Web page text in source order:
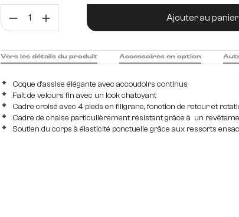
Eiche Quantité de produit : Entrez
Ajouter au panier
Coque d'assise élégante avec accoudoirs continus
Fait de velours fin avec un look chatoyant
Cadre croisé avec 4 pieds en filigrane, fonction de retour et
Cadre de chaise particulièrement résistant grâce à un
Soutien du corps à élasticité ponctuelle grâce aux ressorts
Vers les détails du produit Accessoires en option